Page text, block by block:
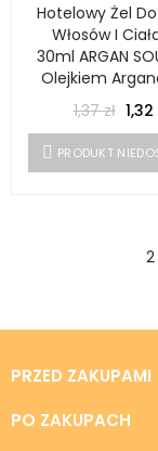
Hotelowy Żel
Włosów I
30ml ARGAN
Olejkiem
1,37 zł 1,32
PRODUKT
2
PRZED ZAKUPAMI
PO ZAKUPACH